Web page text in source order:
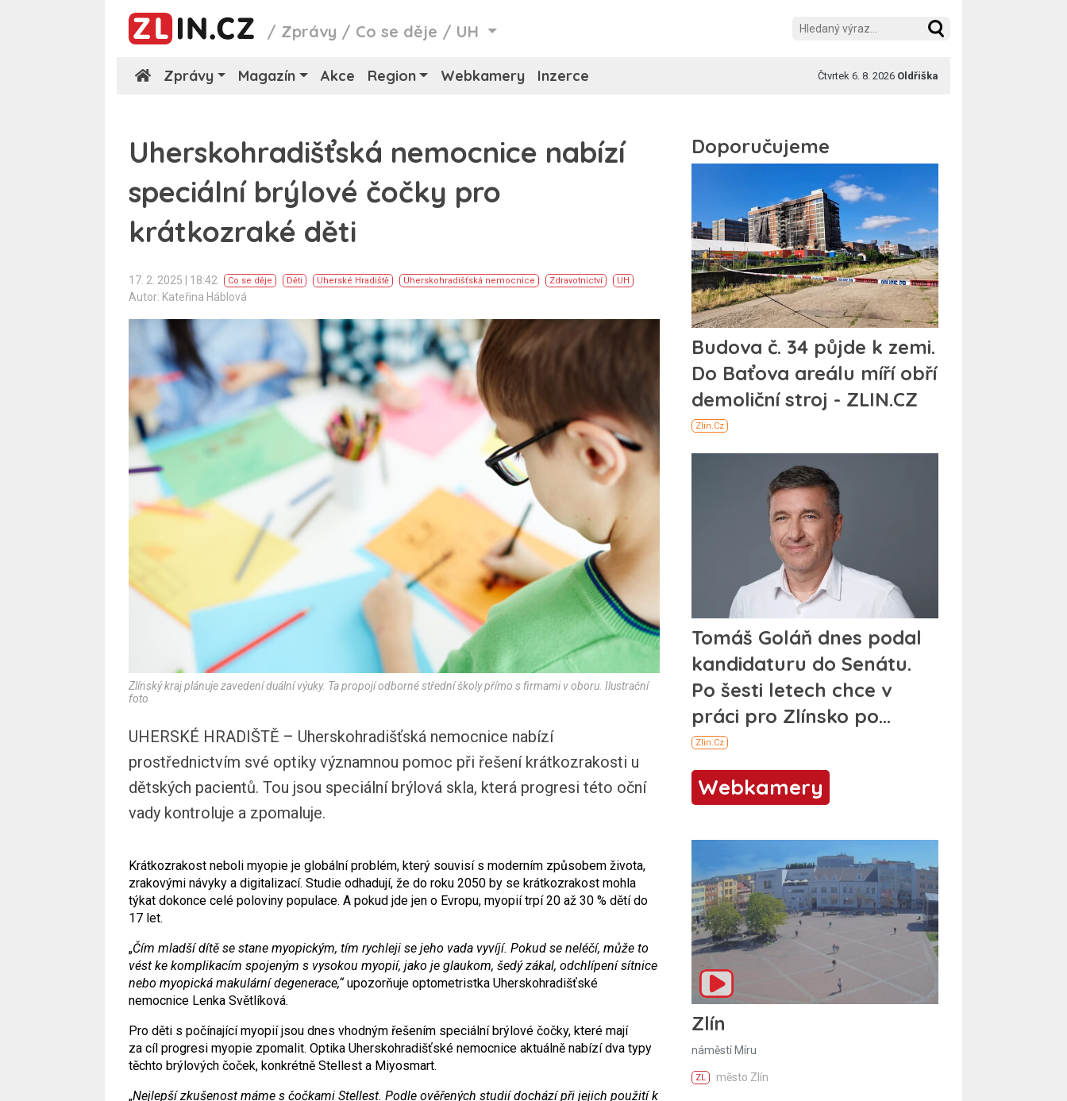
/ Zprávy / Co se děje / UH
Zprávy Magazín Akce Region Webkamery Inzerce Čtvrtek 6. 8. 2026 Oldřiška
Uherskohradišťská nemocnice nabízí
speciální brýlové čočky pro
krátkozraké děti
17. 2. 2025 | 18:42 Co se děje Děti Uherské Hradiště Uherskohradišťská nemocnice Zdravotnictví UH
Autor: Kateřina Háblová
Zlínský kraj plánuje zavedení duální výuky. Ta propojí odborné střední školy přímo s firmami v oboru. Ilustrační
foto
UHERSKÉ HRADIŠTĚ – Uherskohradišťská nemocnice nabízí
prostřednictvím své optiky významnou pomoc při řešení krátkozrakosti u
dětských pacientů. Tou jsou speciální brýlová skla, která progresi této oční
vady kontroluje a zpomaluje.
Krátkozrakost neboli myopie je globální problém, který souvisí s moderním způsobem života,
zrakovými návyky a digitalizací. Studie odhadují, že do roku 2050 by se krátkozrakost mohla
týkat dokonce celé poloviny populace. A pokud jde jen o Evropu, myopií trpí 20 až 30 % dětí do
17 let.
„Čím mladší dítě se stane myopickým, tím rychleji se jeho vada vyvíjí. Pokud se neléčí, může to
vést ke komplikacím spojeným s vysokou myopií, jako je glaukom, šedý zákal, odchlípení sítnice
nebo myopická makulární degenerace,“upozorňuje optometristka Uherskohradišťské
nemocnice Lenka Světlíková.
Pro děti s počínající myopií jsou dnes vhodným řešením speciální brýlové čočky, které mají
za cíl progresi myopie zpomalit. Optika Uherskohradišťské nemocnice aktuálně nabízí dva typy
těchto brýlových čoček, konkrétně Stellest a Miyosmart.
„Nejlepší zkušenost máme s čočkami Stellest. Podle ověřených studií dochází při jejich použití k
Webkamery
Zlín
náměstí Míru
ZL město Zlín